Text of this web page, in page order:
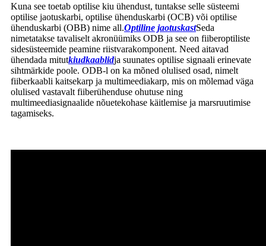
Kuna see toetab optilise kiu ühendust, tuntakse selle süsteemi
optilise jaotuskarbi, optilise ühenduskarbi (OCB) või optilise
ühenduskarbi (OBB) nime all.Optiline jaotuskastSeda
nimetatakse tavaliselt akronüümiks ODB ja see on fiiberoptiliste
sidesüsteemide peamine riistvarakomponent. Need aitavad
ühendada mitutkiudkaablidja suunates optilise signaali erinevate
sihtmärkide poole. ODB-l on ka mõned olulised osad, nimelt
fiiberkaabli kaitsekarp ja multimeediakarp, mis on mõlemad väga
olulised vastavalt fiiberühenduse ohutuse ning
multimeediasignaalide nõuetekohase käitlemise ja marsruutimise
tagamiseks.